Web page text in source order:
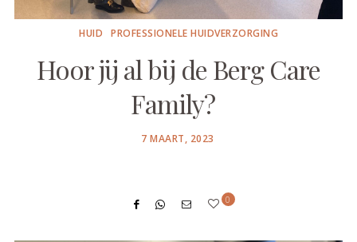
HUID PROFESSIONELE HUIDVERZORGING
Hoor jij al bij de Berg Care
Family?
POSTED
7 MAART, 2023
0